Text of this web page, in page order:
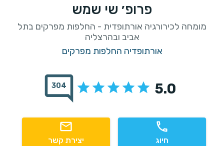
פרופ׳ שי שמש
מומחה לכירורגיה אורתופדית - החלפות מפרקים בתל
אביב ובהרצליה
אורתופדיה החלפות מפרקים
5.0
304
חיוג יצירת קשר